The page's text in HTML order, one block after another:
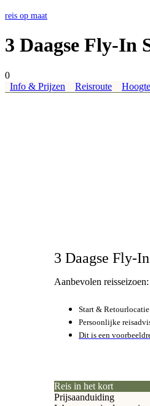
reis op maat
3 Daagse Fly-In
0
Info & Prijzen
Reisroute
3 Daagse Fly-
Aanbevolen
Start &
Persoonlijke
Dit is een
Reis in het kort
Prijsaanduiding